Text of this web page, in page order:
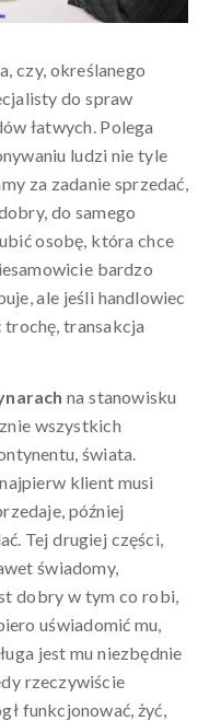
czy, określanego
do spraw
łatwych. Polega
ludzi nie tyle
za zadanie sprzedać,
do samego
osobę, która chce
bardzo
ale jeśli handlowiec
trochę, transakcja
na stanowisku
wszystkich
świata.
klient musi
później
Tej drugiej części,
świadomy,
dobry w tym co robi,
uświadomić mu,
jest mu niezbędnie
rzeczywiście
funkcjonować, żyć,